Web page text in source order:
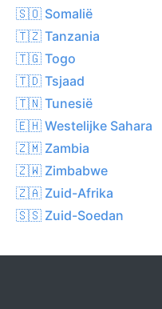
🇸🇴 Somalië
🇹🇿 Tanzania
🇹🇬 Togo
🇹🇩 Tsjaad
🇹🇳 Tunesië
🇪🇭 Westelijke Sahara
🇿🇲 Zambia
🇿🇼 Zimbabwe
🇿🇦 Zuid-Afrika
🇸🇸 Zuid-Soedan